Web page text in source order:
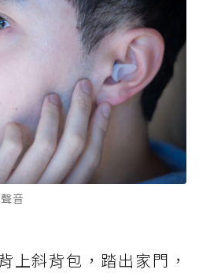
音
上斜背包，踏出家門，